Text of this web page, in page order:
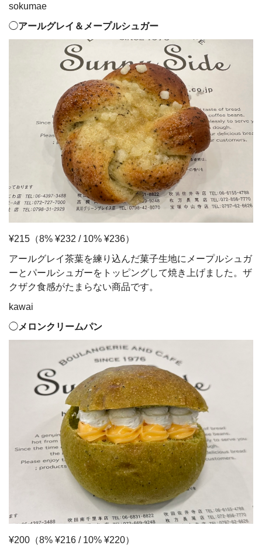
sokumae
◯アールグレイ＆メープルシュガー
¥215（8% ¥232 / 10% ¥236）
アールグレイ茶葉を練り込んだ菓子生地にメープルシュガ
ーとパールシュガーをトッピングして焼き上げました。ザ
クザク食感がたまらない商品です。
kawai
◯メロンクリームパン
¥200（8% ¥216 / 10% ¥220）